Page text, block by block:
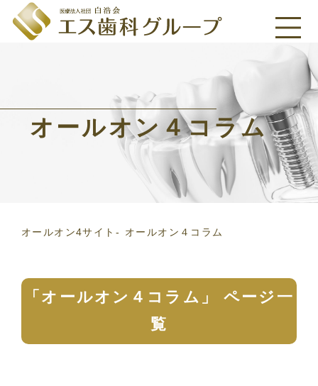
オールオン４コラム
オールオン4サイト オールオン４コラム
「オールオン４コラム」 ページ一
覧